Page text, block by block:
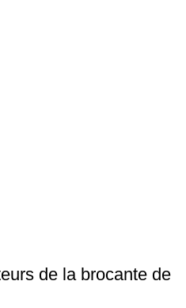
de la brocante de